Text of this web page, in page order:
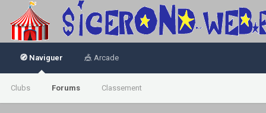
🧭 Naviguer
Clubs Forums Classement
🎪 Arcade